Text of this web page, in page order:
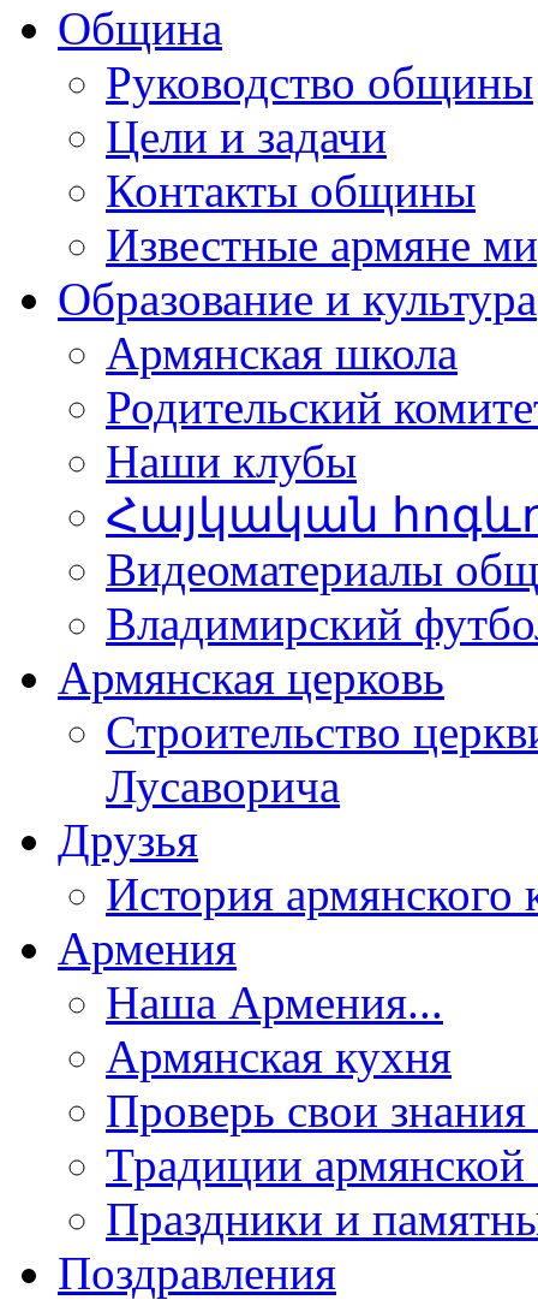
Община
Руководство общины
Цели и задачи
Контакты общины
Известные армяне
Образование и культура
Армянская школа
Родительский
Наши клубы
Հայկական
Видеоматериалы
Владимирский
Армянская церковь
Строительство
Лусаворича
Друзья
История армянского
Армения
Наша Армения...
Армянская кухня
Проверь свои
Традиции армянской
Праздники и
Поздравления